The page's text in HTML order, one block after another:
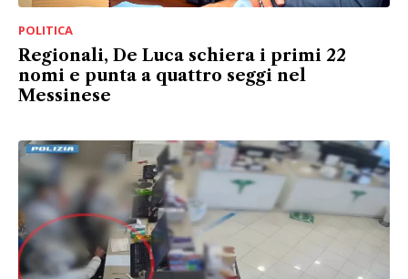
POLITICA
Regionali, De Luca schiera i primi 22
nomi e punta a quattro seggi nel
Messinese